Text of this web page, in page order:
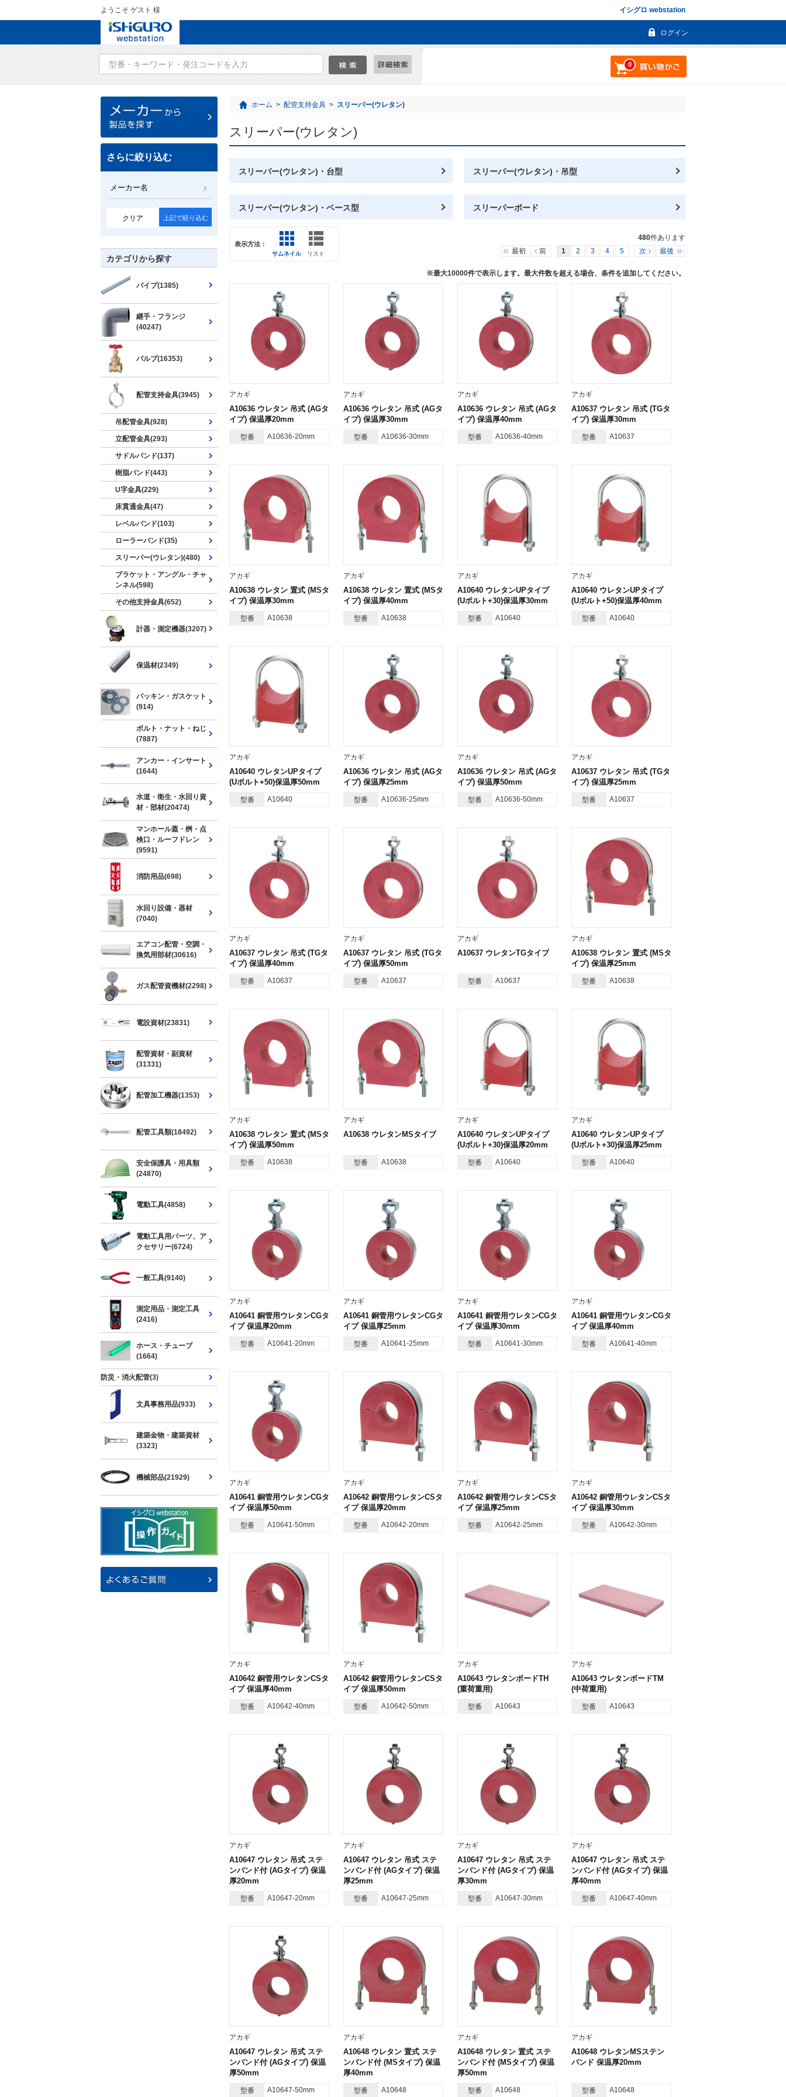
イシグロ webstation
ようこそ ゲスト 様
ログイン
0
ホーム > 配管支持金具 > スリーパー(ウレタン)
スリーパー(ウレタン)
スリーパー(ウレタン)・台型 スリーパー(ウレタン)・吊型
スリーパー(ウレタン)・ベース型 スリーパーボード
表示方法 ：
サムネイル リスト
480件あります
最初
前 1 2 3 4 5 次 最後
※最大10000件で表示します。最大件数を超える場合、条件を追加してください。
アカギ
A10636 ウレタン 吊式 (AGタ
イプ) 保温厚20mm
型番 A10636-20mm
アカギ
A10636 ウレタン 吊式 (AGタ
イプ) 保温厚30mm
型番 A10636-30mm
アカギ
A10636 ウレタン 吊式 (AGタ
イプ) 保温厚40mm
型番 A10636-40mm
アカギ
A10637 ウレタン 吊式 (TGタ
イプ) 保温厚30mm
型番 A10637
アカギ
A10638 ウレタン 置式 (MSタ
イプ) 保温厚30mm
型番 A10638
アカギ
A10638 ウレタン 置式 (MSタ
イプ) 保温厚40mm
型番 A10638
アカギ
A10640 ウレタンUPタイプ
(Uボルト+30)保温厚30mm
型番 A10640
アカギ
A10640 ウレタンUPタイプ
(Uボルト+50)保温厚40mm
型番 A10640
アカギ
A10640 ウレタンUPタイプ
(Uボルト+50)保温厚50mm
型番 A10640
アカギ
A10636 ウレタン 吊式 (AGタ
イプ) 保温厚25mm
型番 A10636-25mm
アカギ
A10636 ウレタン 吊式 (AGタ
イプ) 保温厚50mm
型番 A10636-50mm
アカギ
A10637 ウレタン 吊式 (TGタ
イプ) 保温厚25mm
型番 A10637
アカギ
A10637 ウレタン 吊式 (TGタ
イプ) 保温厚40mm
型番 A10637
アカギ
A10637 ウレタン 吊式 (TGタ
イプ) 保温厚50mm
型番 A10637
アカギ
A10637 ウレタンTGタイプ
型番 A10637
アカギ
A10638 ウレタン 置式 (MSタ
イプ) 保温厚25mm
型番 A10638
アカギ
A10638 ウレタン 置式 (MSタ
イプ) 保温厚50mm
型番 A10638
アカギ
A10638 ウレタンMSタイプ
型番 A10638
アカギ
A10640 ウレタンUPタイプ
(Uボルト+30)保温厚20mm
型番 A10640
アカギ
A10640 ウレタンUPタイプ
(Uボルト+30)保温厚25mm
型番 A10640
アカギ
A10641 銅管用ウレタンCGタ
イプ 保温厚20mm
型番 A10641-20mm
アカギ
A10641 銅管用ウレタンCGタ
イプ 保温厚25mm
型番 A10641-25mm
アカギ
A10641 銅管用ウレタンCGタ
イプ 保温厚30mm
型番 A10641-30mm
アカギ
A10641 銅管用ウレタンCGタ
イプ 保温厚40mm
型番 A10641-40mm
アカギ
A10641 銅管用ウレタンCGタ
イプ 保温厚50mm
型番 A10641-50mm
アカギ
A10642 銅管用ウレタンCSタ
イプ 保温厚20mm
型番 A10642-20mm
アカギ
A10642 銅管用ウレタンCSタ
イプ 保温厚25mm
型番 A10642-25mm
アカギ
A10642 銅管用ウレタンCSタ
イプ 保温厚30mm
型番 A10642-30mm
アカギ
A10642 銅管用ウレタンCSタ
イプ 保温厚40mm
型番 A10642-40mm
アカギ
A10642 銅管用ウレタンCSタ
イプ 保温厚50mm
型番 A10642-50mm
アカギ
A10643 ウレタンボードTH
(重荷重用)
型番 A10643
アカギ
A10643 ウレタンボードTM
(中荷重用)
型番 A10643
アカギ
A10647 ウレタン 吊式 ステ
ンバンド付 (AGタイプ) 保温
厚20mm
型番 A10647-20mm
アカギ
A10647 ウレタン 吊式 ステ
ンバンド付 (AGタイプ) 保温
厚25mm
型番 A10647-25mm
アカギ
A10647 ウレタン 吊式 ステ
ンバンド付 (AGタイプ) 保温
厚30mm
型番 A10647-30mm
アカギ
A10647 ウレタン 吊式 ステ
ンバンド付 (AGタイプ) 保温
厚40mm
型番 A10647-40mm
アカギ
A10647 ウレタン 吊式 ステ
ンバンド付 (AGタイプ) 保温
厚50mm
型番 A10647-50mm
アカギ
A10648 ウレタン 置式 ステ
ンバンド付 (MSタイプ) 保温
厚40mm
型番 A10648
アカギ
A10648 ウレタン 置式 ステ
ンバンド付 (MSタイプ) 保温
厚50mm
型番 A10648
アカギ
A10648 ウレタンMSステン
バンド 保温厚20mm
型番 A10648
さらに絞り込む
メーカー名
クリア 上記で絞り込む
カテゴリから探す
パイプ(1385)
継手・フランジ
(40247)
バルブ(16353)
配管支持金具(3945)
吊配管金具(928)
立配管金具(293)
サドルバンド(137)
樹脂バンド(443)
U字金具(229)
床貫通金具(47)
レベルバンド(103)
ローラーバンド(35)
スリーパー(ウレタン)(480)
ブラケット・アングル・チャ
ンネル(598)
その他支持金具(652)
計器・測定機器(3207)
保温材(2349)
パッキン・ガスケット
(914)
ボルト・ナット・ねじ
(7887)
アンカー・インサート
(1644)
水道・衛生・水回り資
材・部材(20474)
マンホール蓋・桝・点
検口・ルーフドレン
(9591)
消防用品(698)
水回り設備・器材
(7040)
エアコン配管・空調・
換気用部材(30616)
ガス配管資機材(2298)
電設資材(23831)
配管資材・副資材
(31331)
配管加工機器(1353)
配管工具類(18492)
安全保護具・用具類
(24870)
電動工具(4858)
電動工具用パーツ、ア
クセサリー(6724)
一般工具(9140)
測定用品・測定工具
(2416)
ホース・チューブ
(1664)
防災・消火配管(3)
文具事務用品(933)
建築金物・建築資材
(3323)
機械部品(21929)